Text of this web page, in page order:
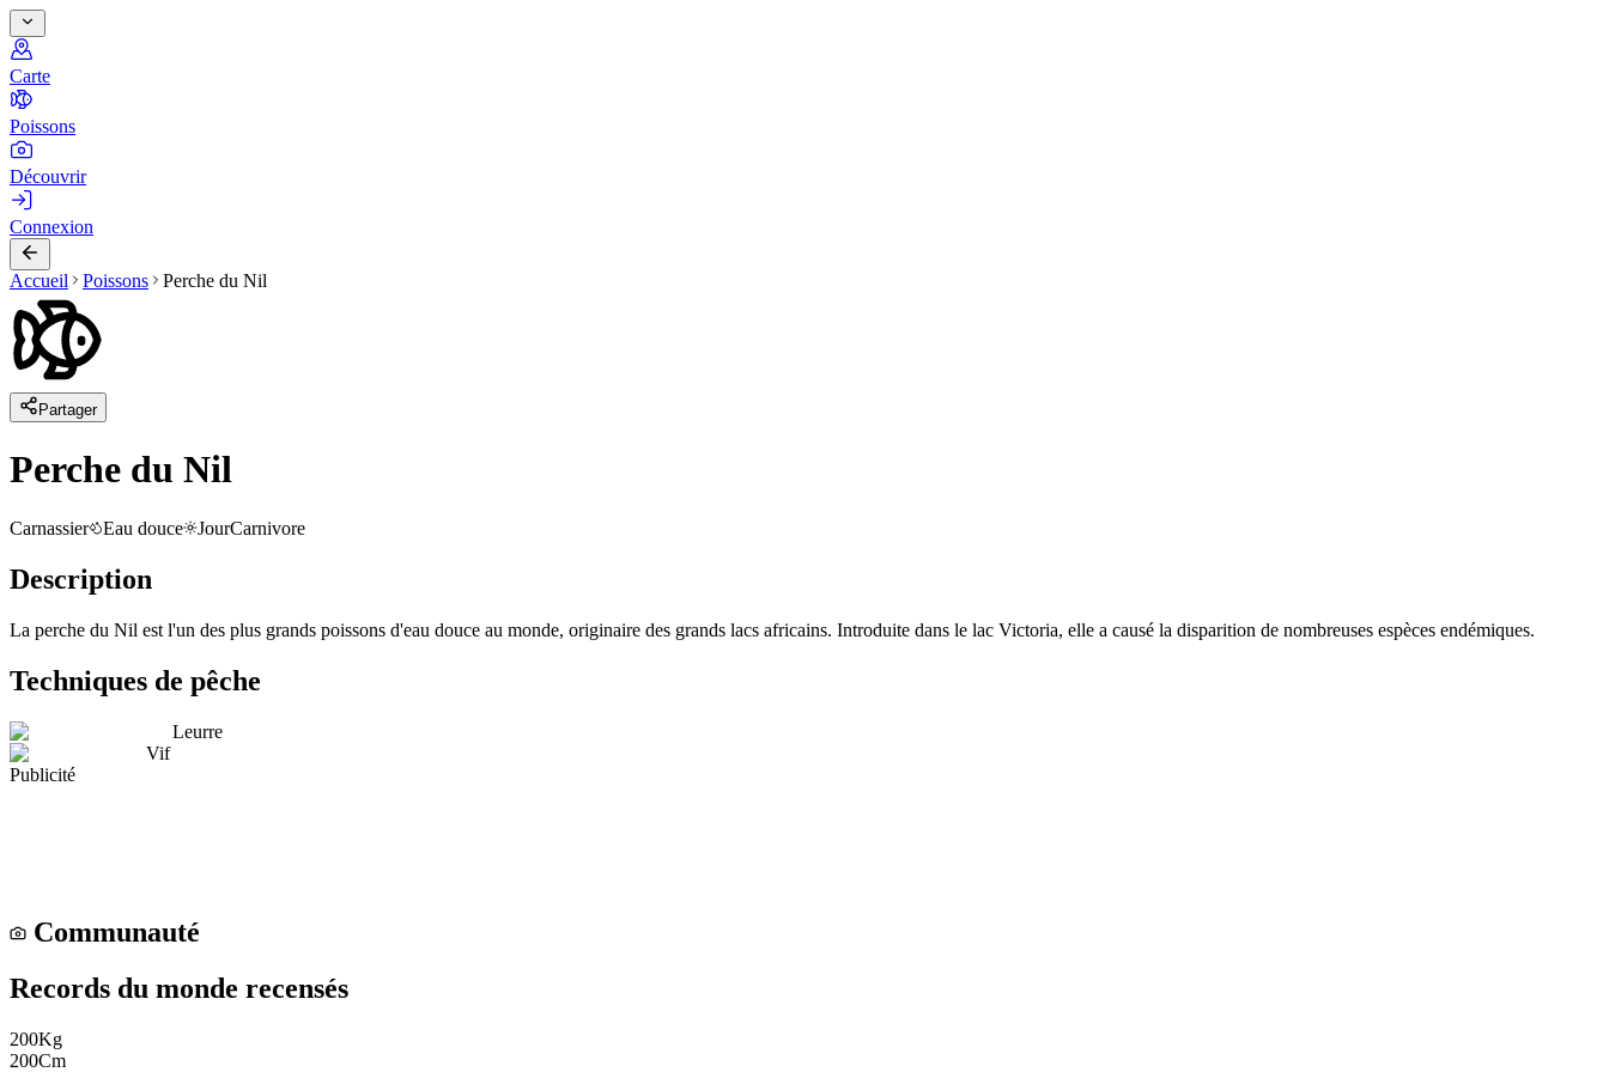
Carte
Poissons
Découvrir
Connexion
Accueil Poissons Perche du Nil
Partager
Perche du Nil
Carnassier Eau douce JourCarnivore
Description
La perche du Nil est l'un des plus grands poissons d'eau douce au monde, originaire des grands lacs africains. Introduite dans le lac Victoria, elle a causé la disparition de nombreuses espèces endémiques.
Techniques de pêche
Leurre
Vif
Publicité
Communauté
Records du monde recensés
200Kg
200Cm